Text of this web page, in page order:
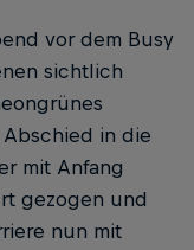
vor dem Busy
sichtlich
in die
mit Anfang
gezogen und
nun mit